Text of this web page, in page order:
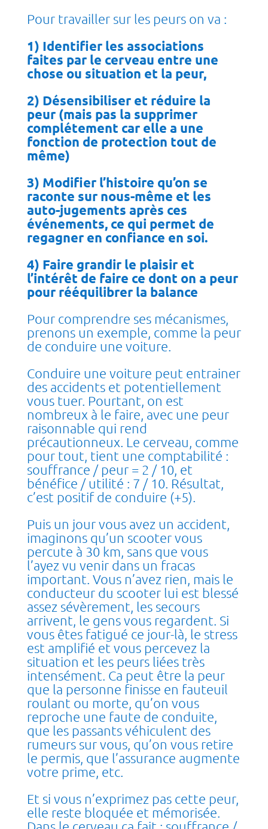
Pour travailler sur les peurs on va :
1) Identifier les associations
faites par le cerveau entre une
chose ou situation et la peur,
2) Désensibiliser et réduire la
peur (mais pas la supprimer
complétement car elle a une
fonction de protection tout de
même)
3) Modifier l’histoire qu’on se
raconte sur nous-même et les
auto-jugements après ces
événements, ce qui permet de
regagner en confiance en soi.
4) Faire grandir le plaisir et
l’intérêt de faire ce dont on a peur
pour rééquilibrer la balance
Pour comprendre ses mécanismes,
prenons un exemple, comme la peur
de conduire une voiture.
Conduire une voiture peut entrainer
des accidents et potentiellement
vous tuer. Pourtant, on est
nombreux à le faire, avec une peur
raisonnable qui rend
précautionneux. Le cerveau, comme
pour tout, tient une comptabilité :
souffrance / peur = 2 / 10, et
bénéfice / utilité : 7 / 10. Résultat,
c’est positif de conduire (+5).
Puis un jour vous avez un accident,
imaginons qu’un scooter vous
percute à 30 km, sans que vous
l’ayez vu venir dans un fracas
important. Vous n’avez rien, mais le
conducteur du scooter lui est blessé
assez sévèrement, les secours
arrivent, le gens vous regardent. Si
vous êtes fatigué ce jour-là, le stress
est amplifié et vous percevez la
situation et les peurs liées très
intensément. Ca peut être la peur
que la personne finisse en fauteuil
roulant ou morte, qu’on vous
reproche une faute de conduite,
que les passants véhiculent des
rumeurs sur vous, qu’on vous retire
le permis, que l’assurance augmente
votre prime, etc.
Et si vous n’exprimez pas cette peur,
elle reste bloquée et mémorisée.